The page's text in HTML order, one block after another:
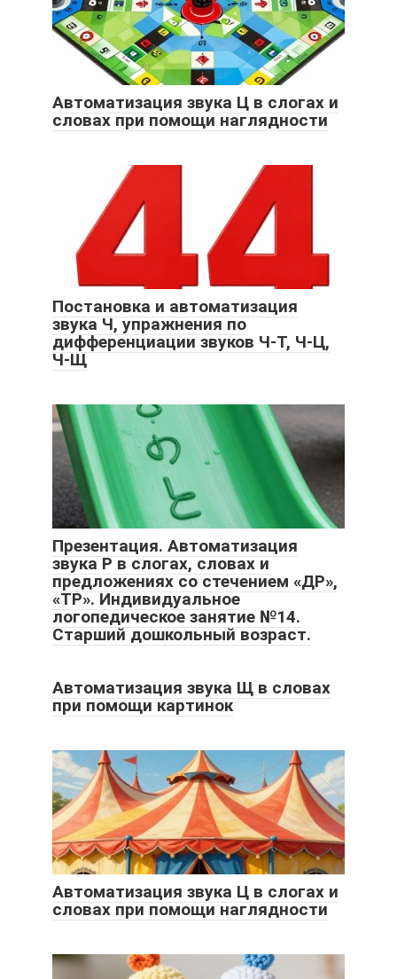
Автоматизация звука Ц в слогах и
словах при помощи наглядности
Постановка и автоматизация
звука Ч, упражнения по
дифференциации звуков Ч-Т, Ч-Ц,
Ч-Щ
Презентация. Автоматизация
звука Р в слогах, словах и
предложениях со стечением «ДР»,
«ТР». Индивидуальное
логопедическое занятие №14.
Старший дошкольный возраст.
Автоматизация звука Щ в словах
при помощи картинок
Автоматизация звука Ц в слогах и
словах при помощи наглядности